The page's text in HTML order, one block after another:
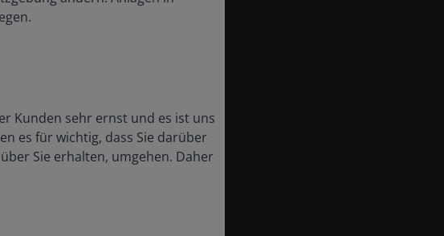
Kunden sehr ernst und es ist uns
es für wichtig, dass Sie darüber
Sie erhalten, umgehen. Daher